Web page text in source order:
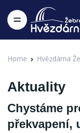
Home Hvězdárna
Aktuality
Chystáme
překvapení,